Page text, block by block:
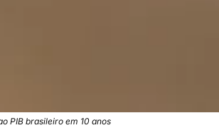
PIB brasileiro em 10 anos